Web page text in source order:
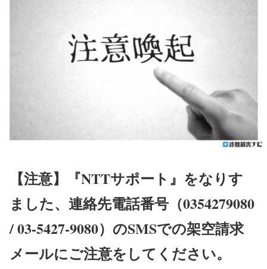
【注意】『NTTサポート』をなりす
ました、連絡先電話番号（0354279080
/ 03-5427-9080）のSMSでの架空請求
メールにご注意をしてください。